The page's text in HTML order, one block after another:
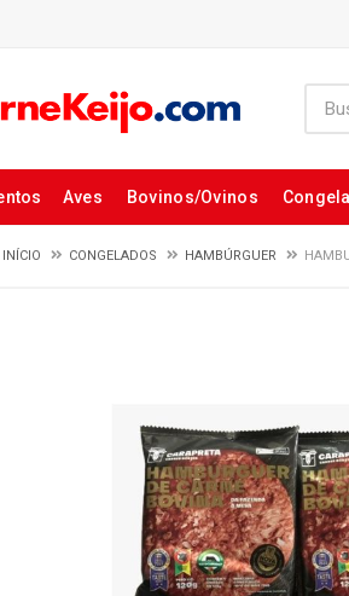
Aves Bovinos/Ovinos
INÍCIO CONGELADOS HAMBÚRGUER